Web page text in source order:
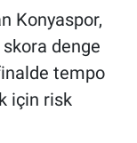
Konyaspor,
skora denge
tempo
için risk